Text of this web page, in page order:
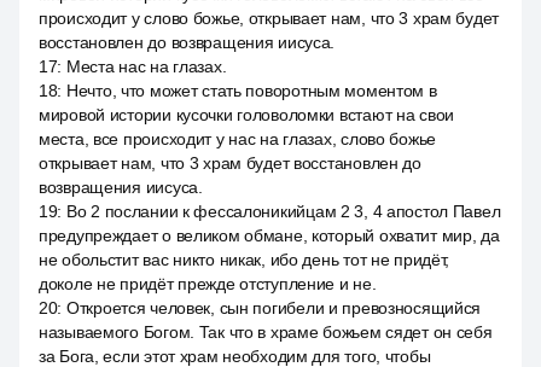
происходит у слово божье, открывает нам, что 3 храм будет
восстановлен до возвращения иисуса.
17: Места нас на глазах.
18: Нечто, что может стать поворотным моментом в
мировой истории кусочки головоломки встают на свои
места, все происходит у нас на глазах, слово божье
открывает нам, что 3 храм будет восстановлен до
возвращения иисуса.
19: Во 2 послании к фессалоникийцам 2 3, 4 апостол Павел
предупреждает о великом обмане, который охватит мир, да
не обольстит вас никто никак, ибо день тот не придёт,
доколе не придёт прежде отступление и не.
20: Откроется человек, сын погибели и превозносящийся
называемого Богом. Так что в храме божьем сядет он себя
за Бога, если этот храм необходим для того, чтобы